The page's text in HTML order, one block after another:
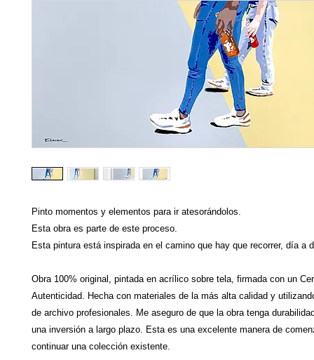
Pinto momentos y elementos para ir atesorándolos.
Esta obra es parte de este proceso.
Esta pintura está inspirada en el camino que hay que recorrer, día a
Obra 100% original, pintada en acrílico sobre tela, firmada con un
Autenticidad. Hecha con materiales de la más alta calidad y
de archivo profesionales. Me aseguro de que la obra tenga
una inversión a largo plazo. Esta es una excelente manera de
continuar una colección existente.